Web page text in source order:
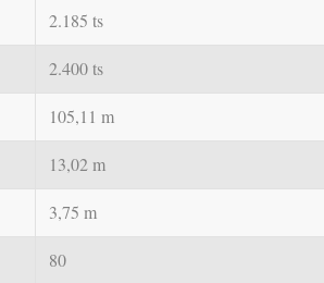
2.185 ts
2.400 ts
105,11 m
13,02 m
3,75 m
80